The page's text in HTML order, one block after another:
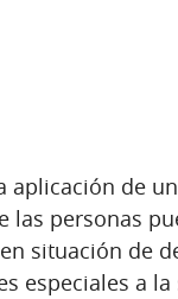
aplicación de
las personas
situación de
especiales a la